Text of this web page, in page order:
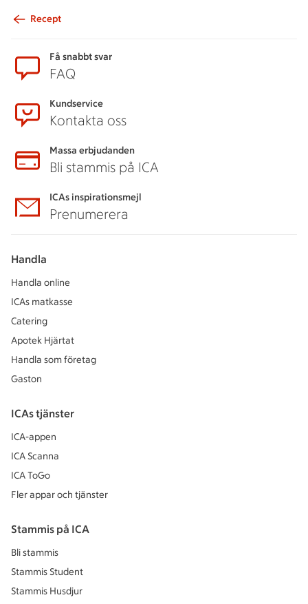
Recept
Få snabbt svar
FAQ
Kundservice
Kontakta oss
Massa erbjudanden
Bli stammis på ICA
ICAs inspirationsmejl
Prenumerera
Handla
Handla online
ICAs matkasse
Catering
Apotek Hjärtat
Handla som företag
Gaston
ICAs tjänster
ICA-appen
ICA Scanna
ICA ToGo
Fler appar och tjänster
Stammis på ICA
Bli stammis
Stammis Student
Stammis Husdjur